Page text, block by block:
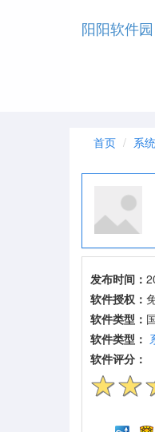
阳阳软件园
首页 系
发布时间：
软件授权：
软件类型：
软件类型：
软件评分：